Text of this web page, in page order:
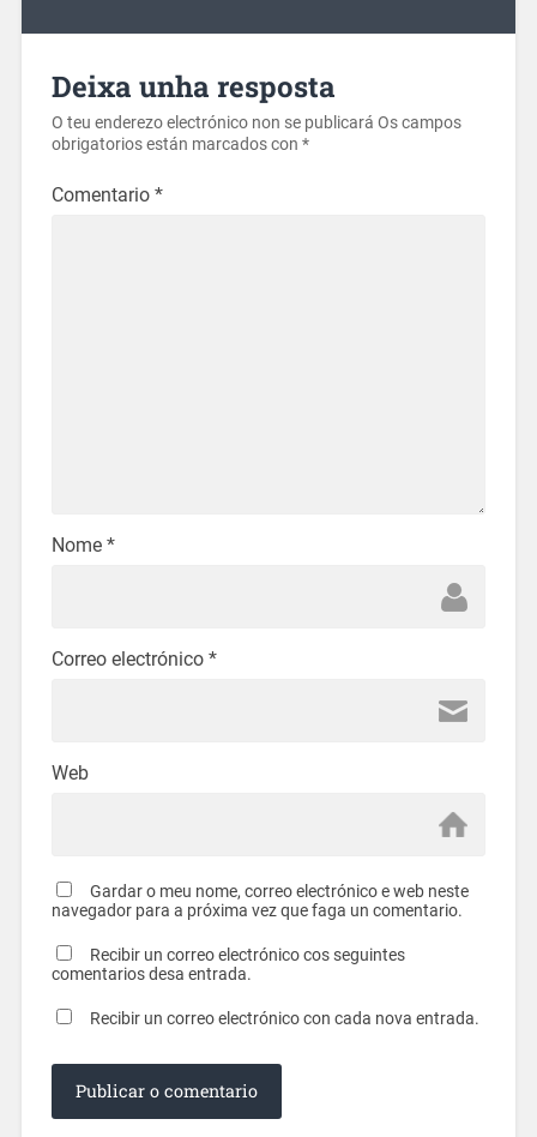
Deixa unha resposta
O teu enderezo electrónico non se publicará Os campos
obrigatorios están marcados con *
Comentario *
Nome *
Correo electrónico *
Web
Gardar o meu nome, correo electrónico e web neste
navegador para a próxima vez que faga un comentario.
Recibir un correo electrónico cos seguintes
comentarios desa entrada.
Recibir un correo electrónico con cada nova entrada.